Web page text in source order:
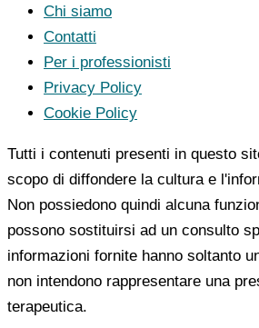
Chi siamo
Contatti
Per i professionisti
Privacy Policy
Cookie Policy
Tutti i contenuti presenti in questo
scopo di diffondere la cultura e
Non possiedono quindi alcuna
possono sostituirsi ad un consulto
informazioni fornite hanno soltanto
non intendono rappresentare una
terapeutica.